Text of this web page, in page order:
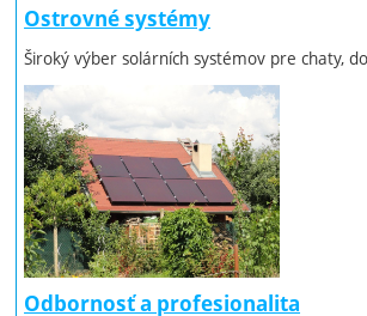
Ostrovné systémy
Široký výber solárních systémov pre chaty,
Odbornosť a profesionalita